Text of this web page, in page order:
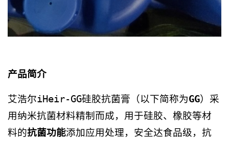
产品简介
艾浩尔iHeir-GG硅胶抗菌膏（以下简称为GG）采
用纳米抗菌材料精制而成，用于硅胶、橡胶等材
料的抗菌功能添加应用处理，安全达食品级，抗